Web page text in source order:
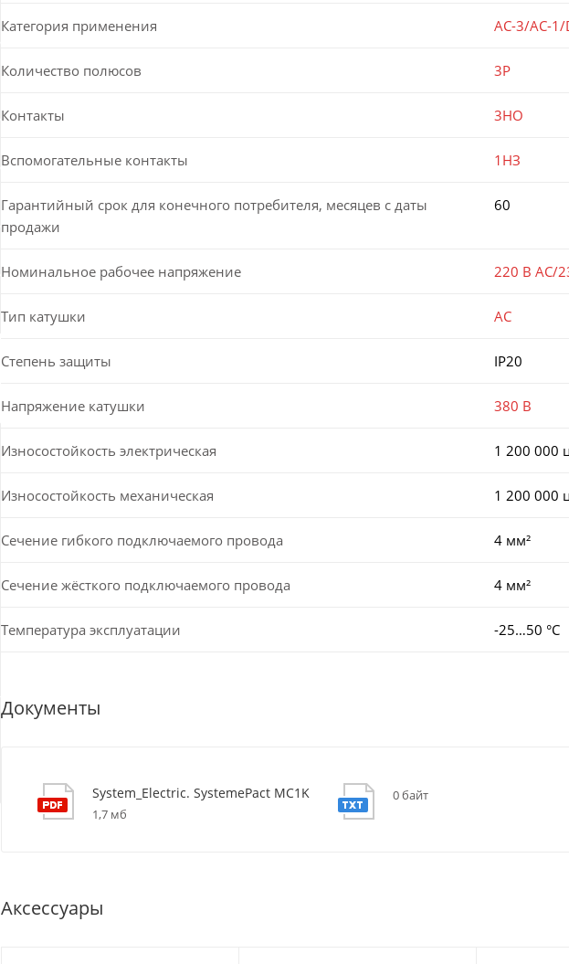
Категория применения AC-3/AC-1/
Количество полюсов 3P
Контакты 3НО
Вспомогательные контакты 1НЗ
Гарантийный срок для конечного потребителя, месяцев с даты
продажи
60
Номинальное рабочее напряжение 220 В AC/
Тип катушки AC
Степень защиты IP20
Напряжение катушки 380 В
Износостойкость электрическая 1 200 000
Износостойкость механическая 1 200 000
Сечение гибкого подключаемого провода 4 мм²
Сечение жёсткого подключаемого провода 4 мм²
Температура эксплуатации -25…50 °C
Документы
System_Electric. SystemePact MC1K
1,7 мб
0 байт
Аксессуары